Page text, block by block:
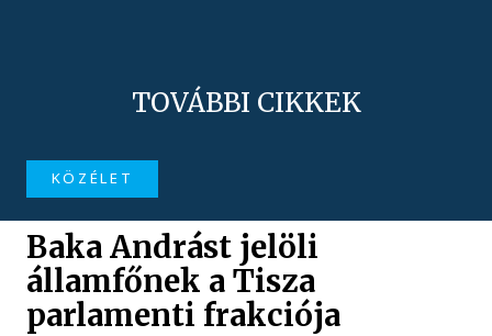
TOVÁBBI CIKKEK
KÖZÉLET
Baka Andrást jelöli
államfőnek a Tisza
parlamenti frakciója